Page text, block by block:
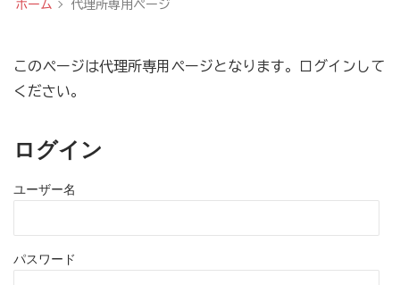
ホーム 代理所専用ページ
このページは代理所専用ページとなります。ログインして
ください。
ログイン
ユーザー名
パスワード